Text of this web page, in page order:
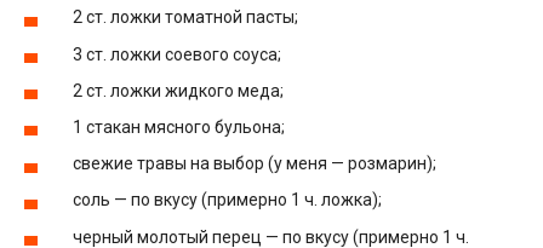
2 ст. ложки томатной пасты;
3 ст. ложки соевого соуса;
2 ст. ложки жидкого меда;
1 стакан мясного бульона;
свежие травы на выбор (у меня — розмарин);
соль — по вкусу (примерно 1 ч. ложка);
черный молотый перец — по вкусу (примерно 1 ч.